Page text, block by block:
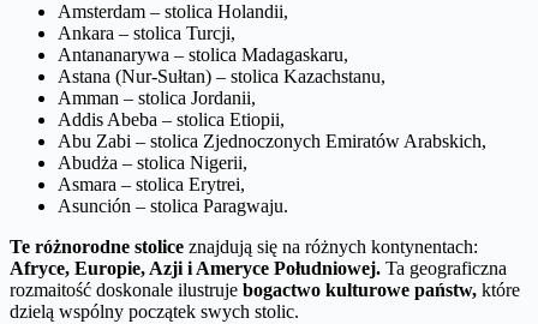
Amsterdam – stolica Holandii,
Ankara – stolica Turcji,
Antananarywa – stolica Madagaskaru,
Astana (Nur-Sułtan) – stolica Kazachstanu,
Amman – stolica Jordanii,
Addis Abeba – stolica Etiopii,
Abu Zabi – stolica Zjednoczonych Emiratów Arabskich,
Abudża – stolica Nigerii,
Asmara – stolica Erytrei,
Asunción – stolica Paragwaju.
Te różnorodne stolice znajdują się na różnych kontynentach:
Afryce, Europie, Azji i Ameryce Południowej. Ta geograficzna
rozmaitość doskonale ilustruje bogactwo kulturowe państw, które
dzielą wspólny początek swych stolic.